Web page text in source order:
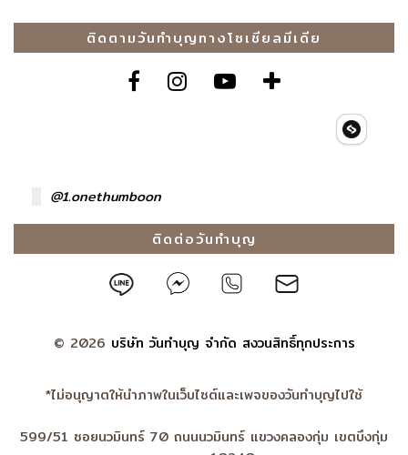
ติดตามวันทำบุญทางโซเชียลมีเดีย
@1.onethumboon
ติดต่อวันทำบุญ
© 2026 บริษัท วันทำบุญ จำกัด สงวนสิทธิ์ทุกประการ
*ไม่อนุญาตให้นำภาพในเว็บไซต์และเพจของวันทำบุญไปใช้
599/51 ซอยนวมินทร์ 70 ถนนนวมินทร์ แขวงคลองกุ่ม เขตบึงกุ่ม